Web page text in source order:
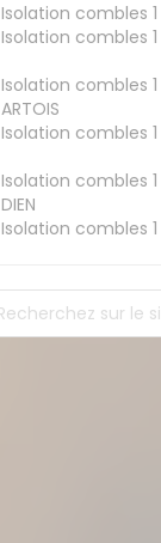
Isolation combles 1
Isolation combles 1
Isolation combles 1
ARTOIS
Isolation combles 1
Isolation combles 1
DIEN
Isolation combles 1